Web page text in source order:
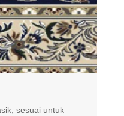
sesuai untuk